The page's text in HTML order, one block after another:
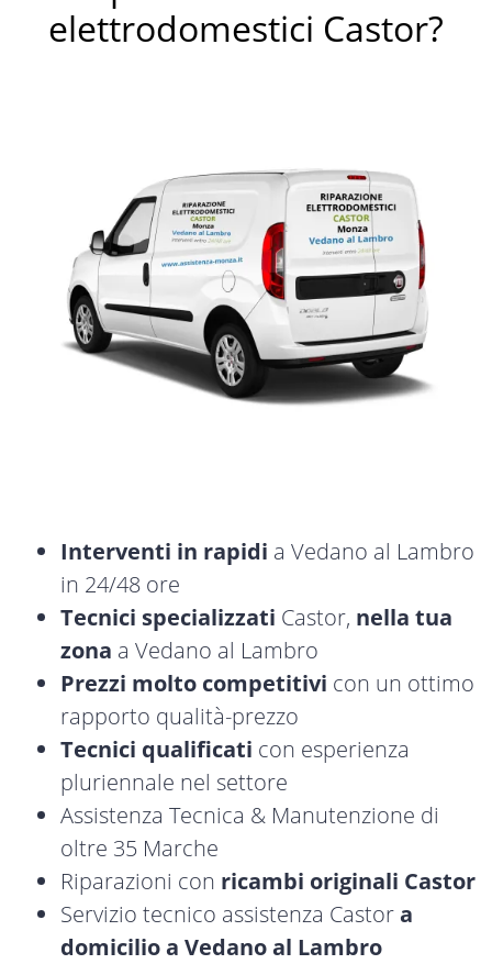
elettrodomestici Castor?
Interventi in rapidi a Vedano al Lambro
in 24/48 ore
Tecnici specializzati Castor, nella tua
zona a Vedano al Lambro
Prezzi molto competitivi con un ottimo
rapporto qualità-prezzo
Tecnici qualificati con esperienza
pluriennale nel settore
Assistenza Tecnica & Manutenzione di
oltre 35 Marche
Riparazioni con ricambi originali Castor
Servizio tecnico assistenza Castora
domicilio a Vedano al Lambro